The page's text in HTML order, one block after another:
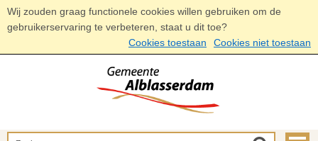
Wij zouden graag functionele cookies willen gebruiken om de
gebruikerservaring te verbeteren, staat u dit toe?
Cookies toestaan
Cookies niet toestaan